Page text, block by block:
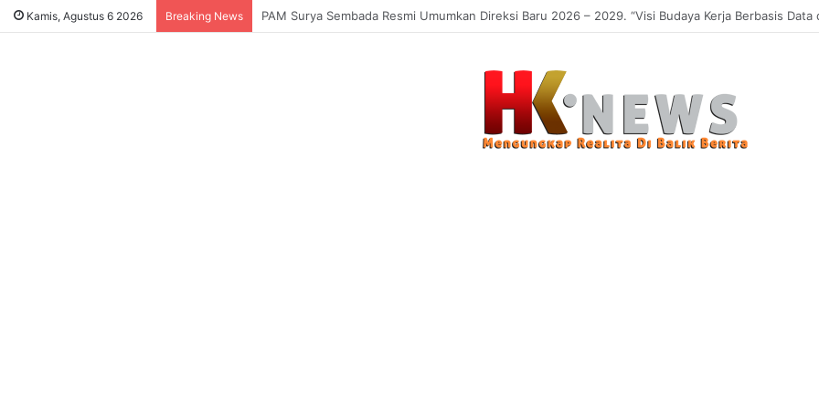
Kamis, Agustus 6 2026 Breaking News Sukses Tekan Bansos Salah Sasaran, Uji Coba Perlinsos Digital di Surabaya Hampir 100 Persen